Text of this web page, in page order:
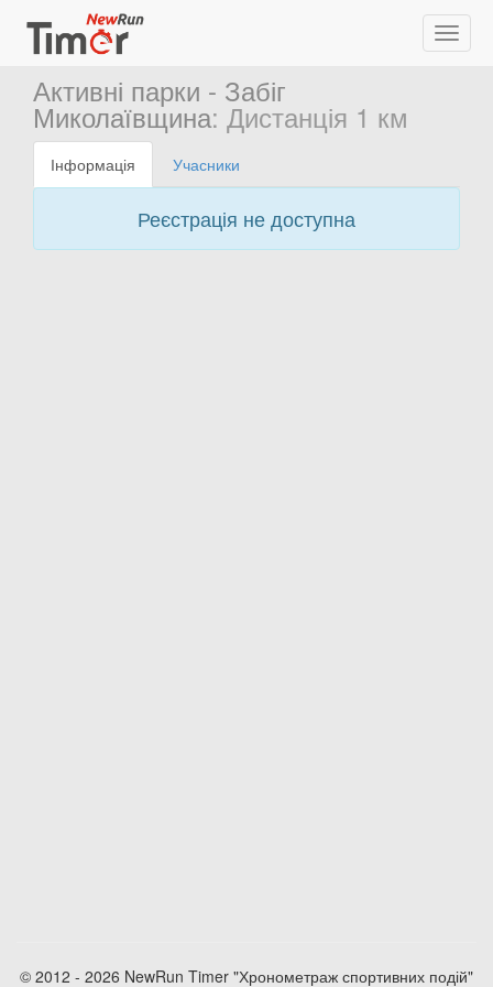
Активні парки - Забіг
Миколаївщина: Дистанція 1 км
Інформація Учасники
Реєстрація не доступна
© 2012 - 2026 NewRun Timer "Хронометраж спортивних подій"